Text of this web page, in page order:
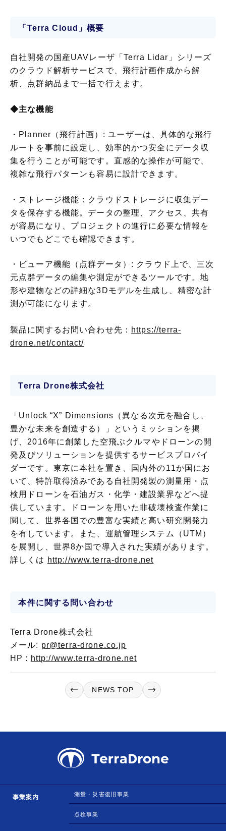
「Terra Cloud」概要
自社開発の国産UAVレーザ「Terra Lidar」シリーズ
のクラウド解析サービスで、飛行計画作成から解
析、点群納品まで一括で行えます。
◆主な機能
・Planner（飛行計画）: ユーザーは、具体的な飛行
ルートを事前に設定し、効率的かつ安全にデータ収
集を行うことが可能です。直感的な操作が可能で、
複雑な飛行パターンも容易に設計できます。
・ストレージ機能：クラウドストレージに収集デー
タを保存する機能。データの整理、アクセス、共有
が容易になり、プロジェクトの進行に必要な情報を
いつでもどこでも確認できます。
・ビューア機能（点群データ）: クラウド上で、三次
元点群データの編集や測定ができるツールです。地
形や建物などの詳細な3Dモデルを生成し、精密な計
測が可能になります。
製品に関するお問い合わせ先： https://terra-
drone.net/contact/
Terra Drone株式会社
「Unlock “X” Dimensions（異なる次元を融合し、
豊かな未来を創造する）」というミッションを掲
げ、2016年に創業した空飛ぶクルマやドローンの開
発及びソリューションを提供するサービスプロバイ
ダーです。東京に本社を置き、国内外の11か国にお
いて、特許取得済みである自社開発製の測量用・点
検用ドローンを石油ガス・化学・建設業界などへ提
供しています。ドローンを用いた非破壊検査作業に
関して、世界各国での豊富な実績と高い研究開発力
を有しています。また、運航管理システム（UTM）
を展開し、世界8か国で導入された実績があります。
詳しくは http://www.terra-drone.net
本件に関する問い合わせ
Terra Drone株式会社
メール: pr@terra-drone.co.jp
HP : http://www.terra-drone.net
NEWS TOP
事業案内 測量・災害復旧事業
点検事業